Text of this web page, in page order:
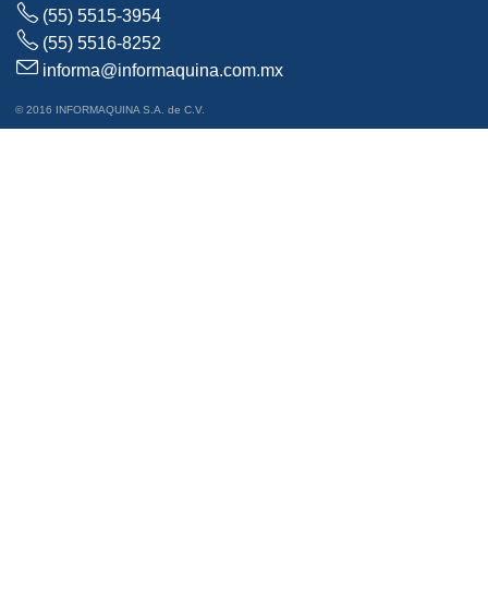
(55) 5515-3954
(55) 5516-8252
informa@informaquina.com.mx
© 2016 INFORMAQUINA S.A. de C.V.